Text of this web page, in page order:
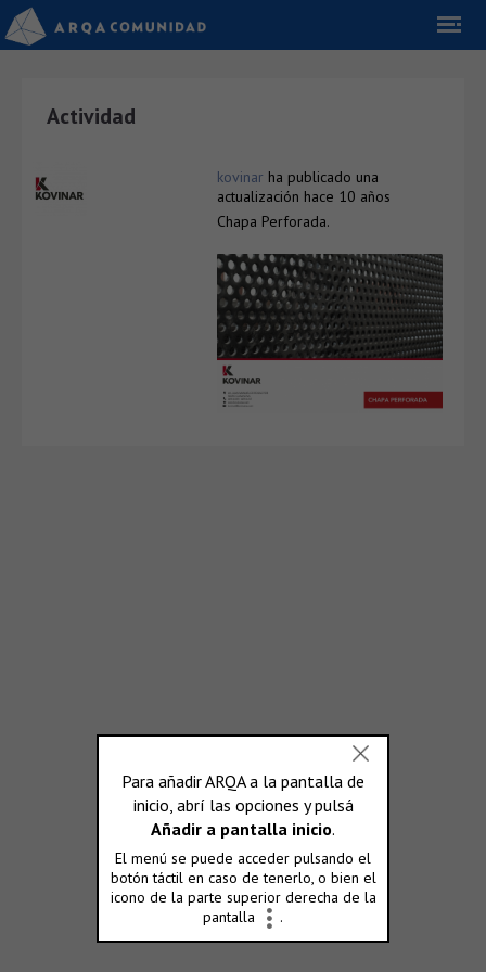
Actividad
kovinar ha publicado una
actualización hace 10 años
Chapa Perforada.